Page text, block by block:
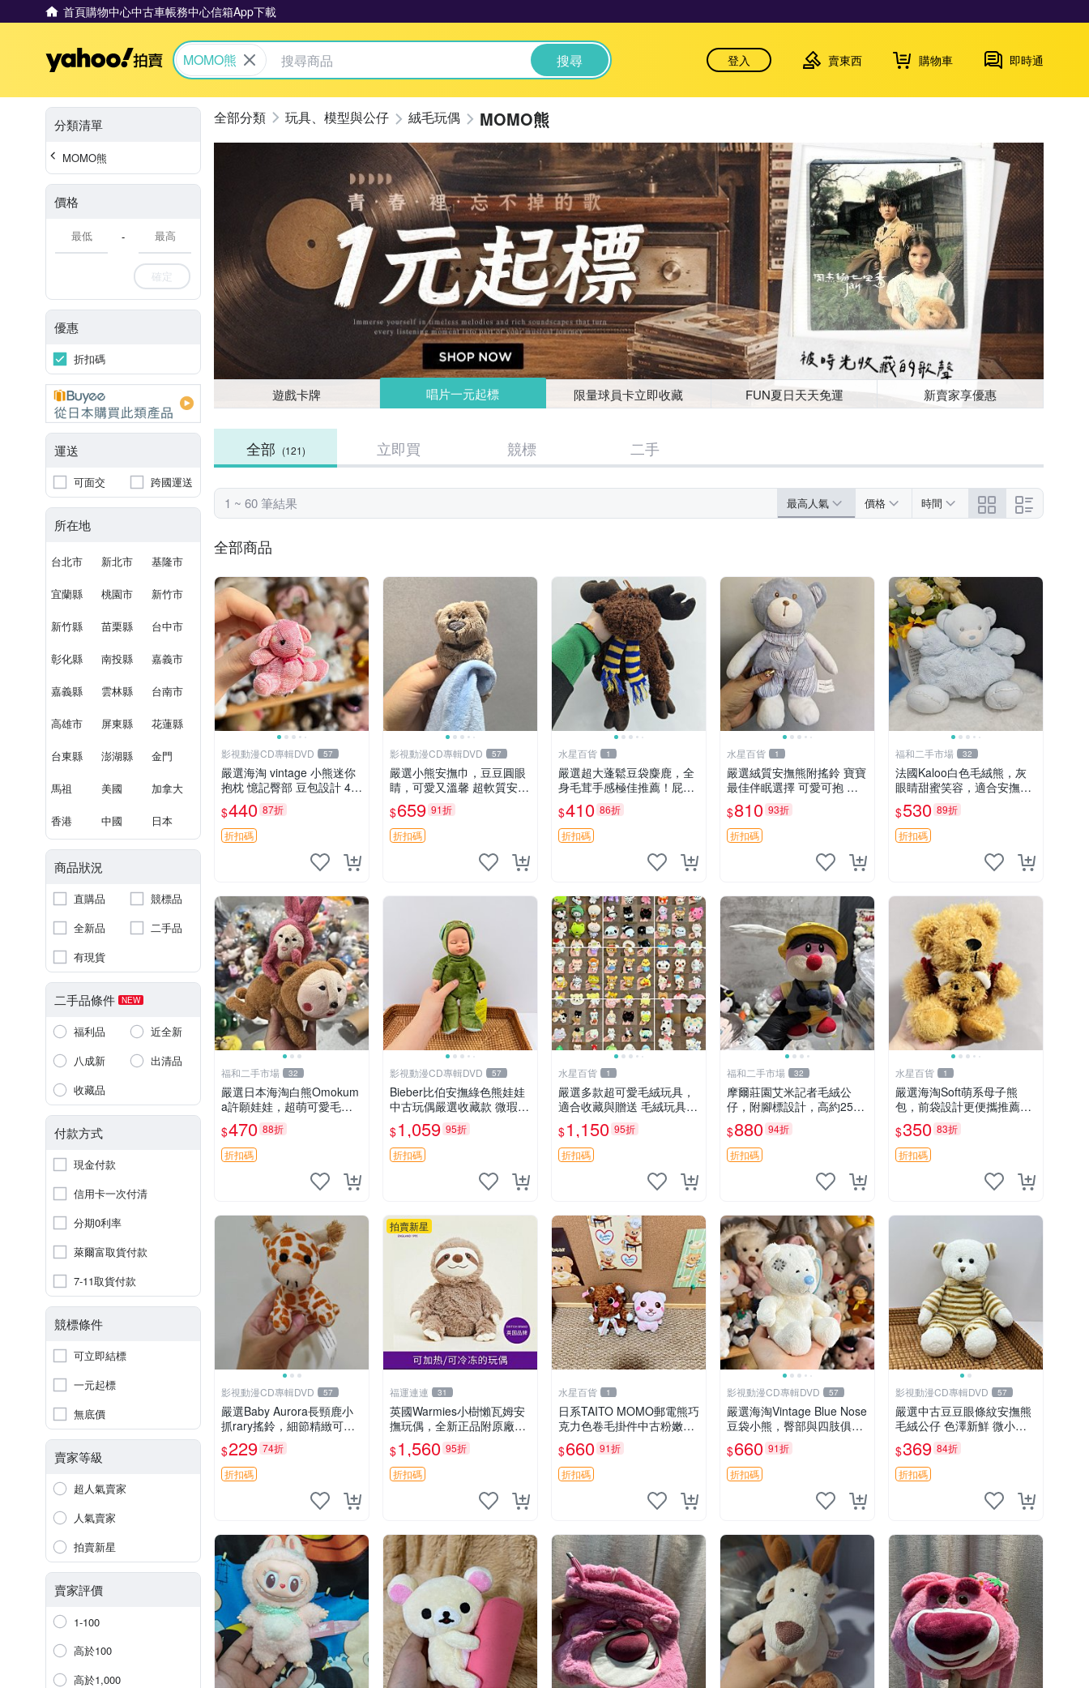
首頁購物中心中古車帳務中心信箱App下載
Yahoo拍賣
MOMO熊 搜尋 登入 賣東西 購物車 即時通
分類清單
MOMO熊
價格
-
確定
優惠
折扣碼
運送
可面交 跨國運送
所在地
台北市 新北市 基隆市
宜蘭縣 桃園市 新竹市
新竹縣 苗栗縣 台中市
彰化縣 南投縣 嘉義市
嘉義縣 雲林縣 台南市
高雄市 屏東縣 花蓮縣
台東縣 澎湖縣 金門
馬祖 美國 加拿大
香港 中國 日本
商品狀況
直購品
競標品
全新品
二手品
有現貨
二手品條件 NEW
福利品
近全新
八成新
出清品
收藏品
付款方式
現金付款
信用卡一次付清
分期0利率
萊爾富取貨付款
7-11取貨付款
競標條件
可立即結標
一元起標
無底價
賣家等級
超人氣賣家
人氣賣家
拍賣新星
賣家評價
1-100
高於100
高於1,000
玩具、模型與公仔 絨毛玩偶 MOMO熊
遊戲卡牌 唱片一元起標 限量球員卡立即收藏 FUN夏日天天免運 新賣家享優惠
全部 (121) 立即買 競標 二手
1 ~ 60 筆結果 最高人氣 價格 時間
全部商品
影視動漫CD專輯DVD 57
嚴選海淘 vintage 小熊迷你
抱枕 憶記臀部 豆包設計 4c
m 高 推薦收藏 迷你豆包小
熊、高臀部、豆袋抱枕
$440 87折
折扣碼
影視動漫CD專輯DVD 57
嚴選小熊安撫巾，豆豆圓眼
睛，可愛又溫馨 超軟質安撫
巾，豆豆設計，哄睡好幫手
約克豆豆眼安撫巾 數碼豆豆
眼
$659 91折
折扣碼
水星百貨 1
嚴選超大蓬鬆豆袋麋鹿，全
身毛茸手感極佳推薦！屁股
與四肢填充均勻，適合收藏
與孩童共賞。 麋鹿 豆袋 毛
茸玩具
$410 86折
折扣碼
水星百貨 1
嚴選絨質安撫熊附搖鈴 寶寶
最佳伴眠選擇 可愛可抱 絨
毛玩具 安撫熊 嬰兒用
$810 93折
折扣碼
福和二手市場 32
法國Kaloo白色毛絨熊，灰
眼睛甜蜜笑容，適合安撫逗
趣可愛，柔軟面料手感佳。
14 白色安撫熊 毛絨玩具 寶
寶逗樂具
$530 89折
折扣碼
福和二手市場 32
嚴選日本海淘白熊Omokum
a許願娃娃，超萌可愛毛絨
公仔推薦收藏 白熊 Omoku
ma 毛絨玩具 偽裝娃娃 玩具
擺飾
$470 88折
折扣碼
影視動漫CD專輯DVD 57
Bieber比伯安撫綠色熊娃娃
中古玩偶嚴選收藏款 微瑕輕
度使用 Bieber綠熊娃娃 中
古玩偶 微瑕
$1,059 95折
折扣碼
水星百貨 1
嚴選多款超可愛毛絨玩具，
適合收藏與贈送 毛絨玩具、
抱枕、公仔
$1,150 95折
折扣碼
福和二手市場 32
摩爾莊園艾米記者毛絨公
仔，附腳標設計，高約25公
分，全新未拆封，限量珍
藏。艾米記者 毛絨公仔 超
萌玩偶
$880 94折
折扣碼
水星百貨 1
嚴選海淘Soft萌系母子熊
包，前袋設計更便攜推薦收
藏 母子熊 軟綿綿 包包
$350 83折
折扣碼
影視動漫CD專輯DVD 57
嚴選Baby Aurora長頸鹿小
抓rary搖鈴，細節精緻可聆
聽清脆鈴音 軟萌可愛 定制
紀念 金屬搖鈴 新手媽咪推
薦 長頸鹿 抓rary 搖鈴
$229 74折
折扣碼
拍賣新星
福運連連 31
英國Warmies小樹懶瓦姆安
撫玩偶，全新正品附原廠吊
牌與防塵袋，內藏薰衣草可
加熱，適合各個年齡層，冷
暖兩用享受抱抱樂趣，不容
錯過嚴選好物 溫暖 冷感
$1,560 95折
折扣碼
水星百貨 1
日系TAITO MOMO郵電熊巧
克力色卷毛掛件中古粉嫩玩
偶微瑕推薦 postpet momo
郵電熊 中古玩偶
$660 91折
折扣碼
影視動漫CD專輯DVD 57
嚴選海淘Vintage Blue Nose
豆袋小熊，臀部與四肢俱
全，坐高11公分，附原盒與
吊牌收藏。藍鼻子小熊，值
得擁有 玩具 憶熊
$660 91折
折扣碼
影視動漫CD專輯DVD 57
嚴選中古豆豆眼條紋安撫熊
毛絨公仔 色澤新鮮 微小瑕
疵可收藏 中古 安撫熊 條紋
公仔
$369 84折
折扣碼